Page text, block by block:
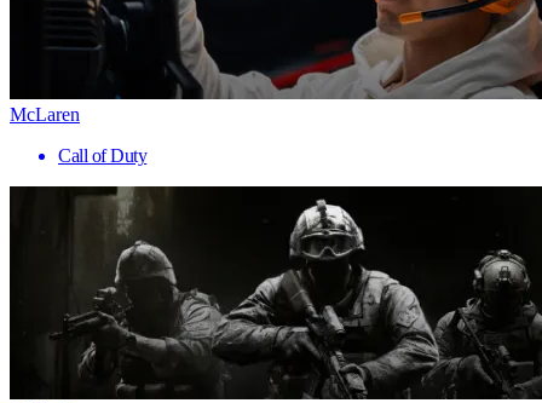
McLaren
Call of Duty